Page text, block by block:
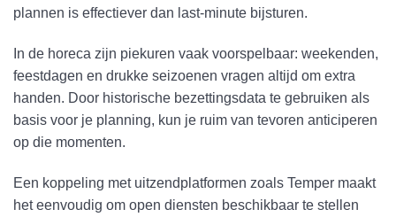
plannen is effectiever dan last-minute bijsturen.
In de horeca zijn piekuren vaak voorspelbaar: weekenden,
feestdagen en drukke seizoenen vragen altijd om extra
handen. Door historische bezettingsdata te gebruiken als
basis voor je planning, kun je ruim van tevoren anticiperen
op die momenten.
Een koppeling met uitzendplatformen zoals Temper maakt
het eenvoudig om open diensten beschikbaar te stellen